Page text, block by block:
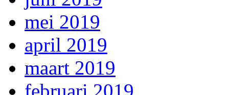
mei 2019
april 2019
maart 2019
februari 2019